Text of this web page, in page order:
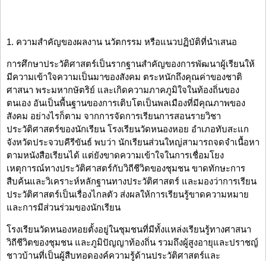
1. ความสำคัญของผลงาน นวัตกรรม หรือแนวปฏิบัติที่นำเสนอ
การศึกษาประวัติศาสตร์เป็นรากฐานสำคัญของการพัฒนาผู้เรียนให้
มีความเข้าใจความเป็นมาของสังคม ตระหนักถึงคุณค่าของชาติ
ศาสนา พระมหากษัตริย์ และเกิดความภาคภูมิใจในท้องถิ่นของ
ตนเอง อันเป็นพื้นฐานของการเติบโตเป็นพลเมืองที่มีคุณภาพของ
สังคม อย่างไรก็ตาม จากการจัดการเรียนการสอนรายวิชา
ประวัติศาสตร์ของนักเรียน โรงเรียนวัดหนองหอย อำเภอทับสะแก
จังหวัดประจวบคีรีขันธ์ พบว่า นักเรียนส่วนใหญ่สามารถจดจำเนื้อหา
ตามหนังสือเรียนได้ แต่ยังขาดความเข้าใจในการเชื่อมโยง
เหตุการณ์ทางประวัติศาสตร์กับวิถีชีวิตของชุมชน ขาดทักษะการ
สืบค้นและวิเคราะห์หลักฐานทางประวัติศาสตร์ และมองว่าการเรียน
ประวัติศาสตร์เป็นเรื่องไกลตัว ส่งผลให้การเรียนรู้ขาดความหมาย
และการมีส่วนร่วมของนักเรียน
โรงเรียนวัดหนองหอยตั้งอยู่ในชุมชนที่มีทั้งแหล่งเรียนรู้ทางศาสนา
วิถีชีวิตของชุมชน และภูมิปัญญาท้องถิ่น รวมถึงผู้สูงอายุและปราชญ์
ชาวบ้านที่เป็นผู้สืบทอดองค์ความรู้ด้านประวัติศาสตร์และ